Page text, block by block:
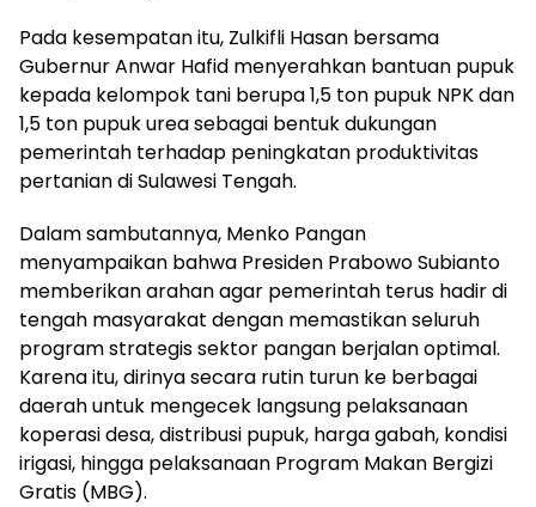
Pada kesempatan itu, Zulkifli Hasan bersama
Gubernur Anwar Hafid menyerahkan bantuan pupuk
kepada kelompok tani berupa 1,5 ton pupuk NPK dan
1,5 ton pupuk urea sebagai bentuk dukungan
pemerintah terhadap peningkatan produktivitas
pertanian di Sulawesi Tengah.
Dalam sambutannya, Menko Pangan
menyampaikan bahwa Presiden Prabowo Subianto
memberikan arahan agar pemerintah terus hadir di
tengah masyarakat dengan memastikan seluruh
program strategis sektor pangan berjalan optimal.
Karena itu, dirinya secara rutin turun ke berbagai
daerah untuk mengecek langsung pelaksanaan
koperasi desa, distribusi pupuk, harga gabah, kondisi
irigasi, hingga pelaksanaan Program Makan Bergizi
Gratis (MBG).